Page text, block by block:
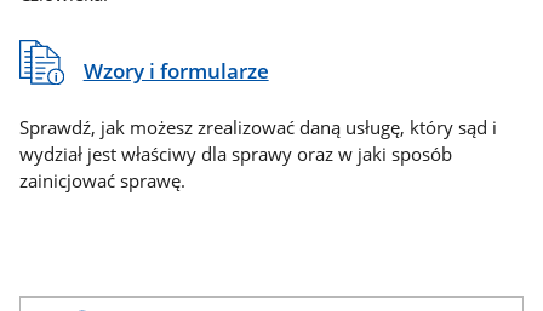
Wzory i formularze
Sprawdź, jak możesz zrealizować daną usługę, który sąd i
wydział jest właściwy dla sprawy oraz w jaki sposób
zainicjować sprawę.